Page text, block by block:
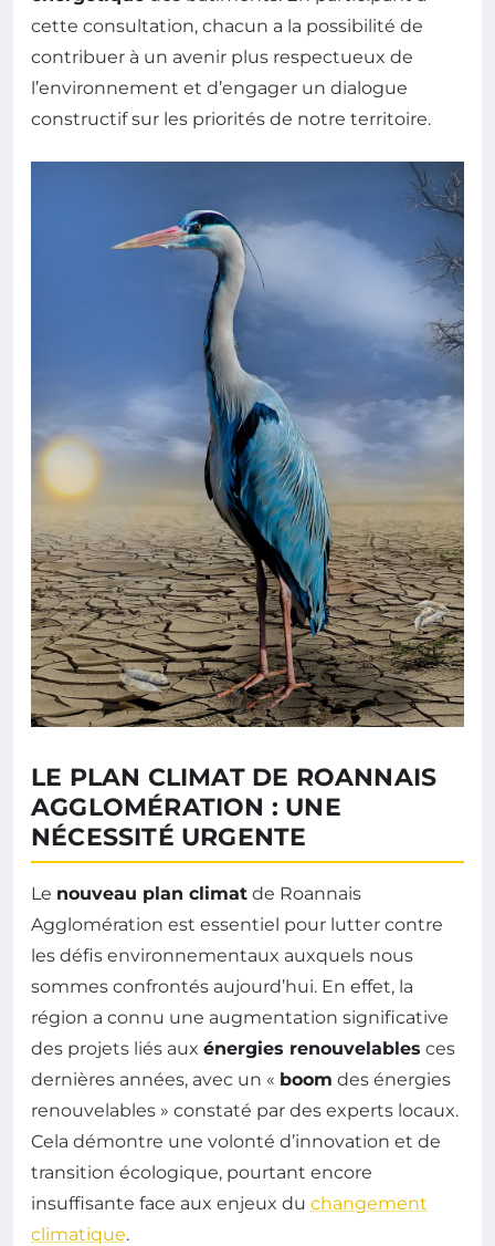
cette consultation, chacun a la possibilité de
contribuer à un avenir plus respectueux de
l’environnement et d’engager un dialogue
constructif sur les priorités de notre territoire.
LE PLAN CLIMAT DE ROANNAIS
AGGLOMÉRATION : UNE
NÉCESSITÉ URGENTE
Le nouveau plan climat de Roannais
Agglomération est essentiel pour lutter contre
les défis environnementaux auxquels nous
sommes confrontés aujourd’hui. En effet, la
région a connu une augmentation significative
des projets liés aux énergies renouvelables ces
dernières années, avec un « boom des énergies
renouvelables » constaté par des experts locaux.
Cela démontre une volonté d’innovation et de
transition écologique, pourtant encore
insuffisante face aux enjeux du changement
climatique.